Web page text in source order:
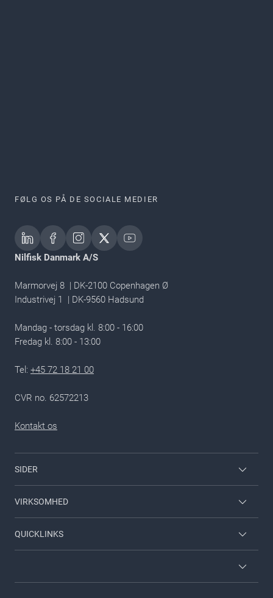
FØLG OS PÅ DE SOCIALE MEDIER
Nilfisk Danmark A/S
Marmorvej 8 | DK-2100 Copenhagen Ø
Industrivej 1 | DK-9560 Hadsund
Mandag - torsdag kl. 8:00 - 16:00
Fredag kl. 8:00 - 13:00​
Tel: +45 72 18 21 00
CVR no. 62572213
Kontakt os
SIDER
Nilfisk til hjemmet
Viper
VIRKSOMHED
Om Nilfisk
QUICKLINKS
Kataloger